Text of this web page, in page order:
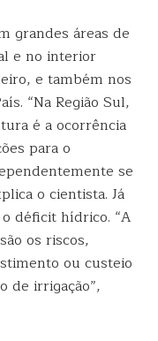
grandes áreas de
e no interior
e também nos
“Na Região Sul,
é a ocorrência
para o
se
o cientista. Já
déficit hídrico. “A
os riscos,
ou custeio
de irrigação”,